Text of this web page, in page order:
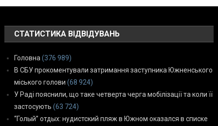
СТАТИСТИКА ВІДВІДУВАНЬ
Головна (376 989)
В СБУ прокоментували затримання заступника Южненського
міського голови (68 924)
У Раді пояснили, що таке четверта черга мобілізації та коли її
застосують (63 724)
“Голый” отдых: нудистский пляж в Южном оказался в списке